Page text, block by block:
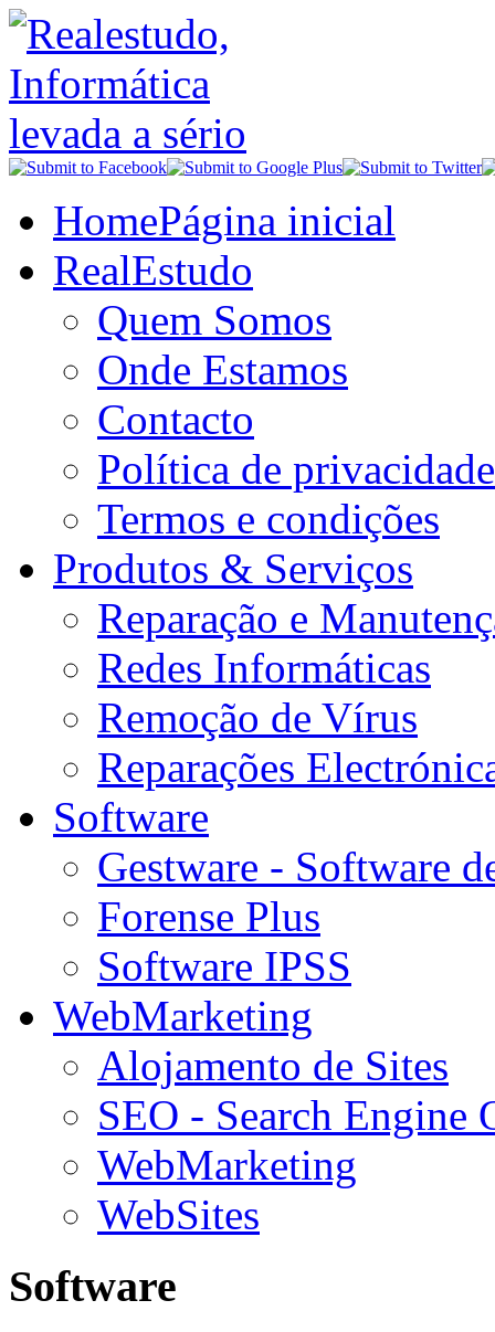
HomePágina inicial
RealEstudo
Quem Somos
Onde Estamos
Contacto
Política de privacidade
Termos e condições
Produtos & Serviços
Reparação e
Redes Informáticas
Remoção de Vírus
Reparações
Software
Gestware - Software
Forense Plus
Software IPSS
WebMarketing
Alojamento de Sites
SEO - Search Engine
WebMarketing
WebSites
Software